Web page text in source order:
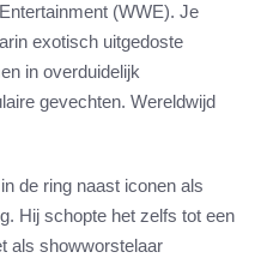
(WWE). Je
exotisch uitgedoste
in overduidelijk
gevechten. Wereldwijd
de ring naast iconen als
Hij schopte het zelfs tot een
als showworstelaar